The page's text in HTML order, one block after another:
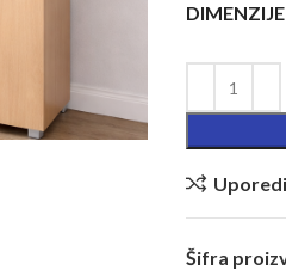
DIMENZIJE
Uporedi
Šifra